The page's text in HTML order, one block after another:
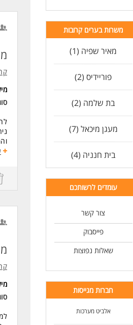
משרות בערים קרובות
מאיר שפיה (1)
פוריידיס (2)
בת שלמה (2)
מעגן מיכאל (7)
בית חנניה (4)
עומדים לרשותכם
צור קשר
פייסבוק
שאלות נפוצות
חברות מגייסות
אלביט מערכות